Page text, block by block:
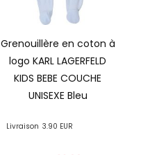
Grenouillère en coton à
logo KARL LAGERFELD
KIDS BEBE COUCHE
UNISEXE Bleu
Livraison 3.90 EUR